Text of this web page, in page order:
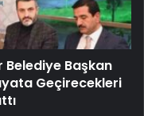
Başkan
Geçirecekleri